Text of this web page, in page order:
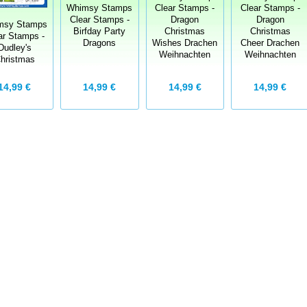
Stamps
Stamps -
€
Whimsy Stamps
Clear Stamps -
Birfday Party
Dragons
14,99 €
Clear Stamps -
Dragon
Christmas
Wishes Drachen
Weihnachten
14,99 €
Clear Stamps -
Dragon
Christmas
Cheer Drachen
Weihnachten
14,99 €